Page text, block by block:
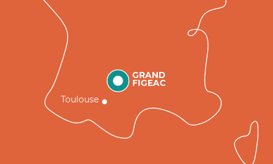
GRAND
FIGEAC
Toulouse